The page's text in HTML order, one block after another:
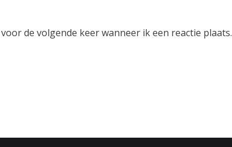
de volgende keer wanneer ik een reactie plaats.